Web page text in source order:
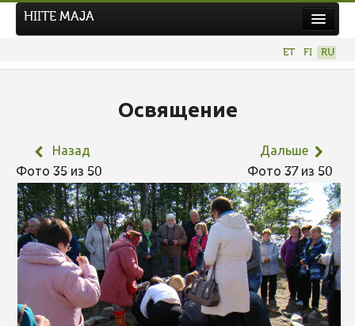
НОВЫЙ ФОТОКОНКУРС
ПРЕДЫДУЩИЕ КОНКУРСЫ
HIITE MAJA
ET FI RU
Освящение
Назад
Фото 35 из 50
Дальше
Фото 37 из 50